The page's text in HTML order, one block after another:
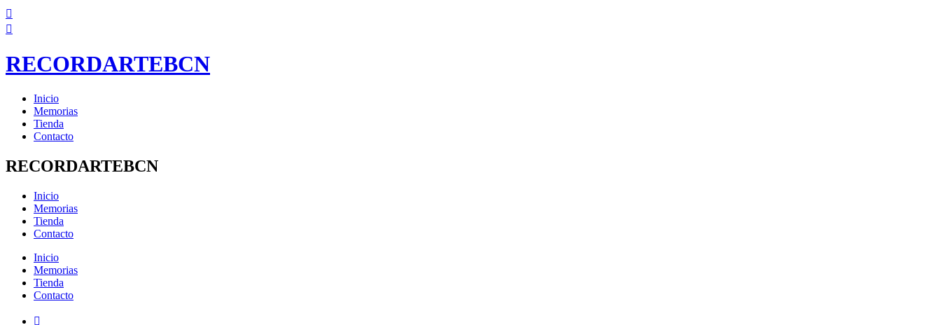
Ir
al
contenido
RECORDARTEBCN
Inicio
Memorias
Tienda
Contacto
RECORDARTEBCN
Inicio
Memorias
Tienda
Contacto
Inicio
Memorias
Tienda
Contacto